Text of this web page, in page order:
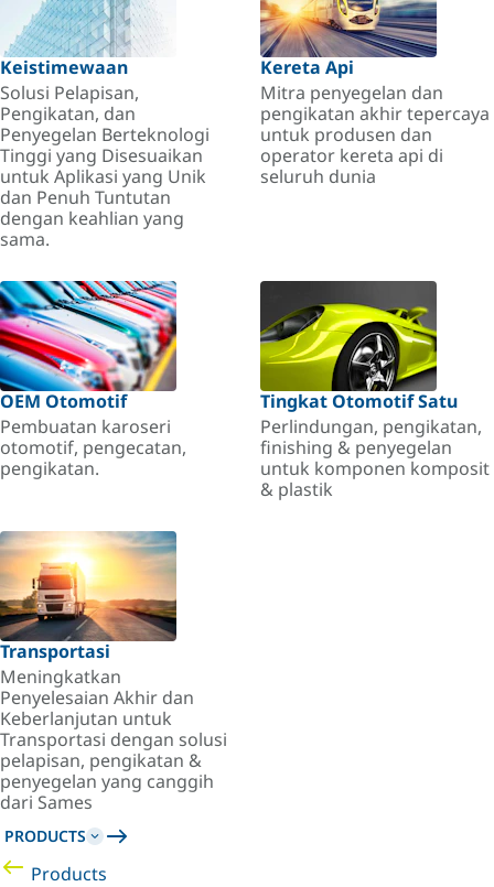
Keistimewaan
Solusi Pelapisan,
Pengikatan, dan
Penyegelan Berteknologi
Tinggi yang Disesuaikan
untuk Aplikasi yang Unik
dan Penuh Tuntutan
dengan keahlian yang
sama.
Kereta Api
Mitra penyegelan dan
pengikatan akhir tepercaya
untuk produsen dan
operator kereta api di
seluruh dunia
OEM Otomotif
Pembuatan karoseri
otomotif, pengecatan,
pengikatan.
Tingkat Otomotif Satu
Perlindungan, pengikatan,
finishing & penyegelan
untuk komponen komposit
& plastik
Transportasi
Meningkatkan
Penyelesaian Akhir dan
Keberlanjutan untuk
Transportasi dengan solusi
pelapisan, pengikatan &
penyegelan yang canggih
dari Sames
PRODUCTS
Products